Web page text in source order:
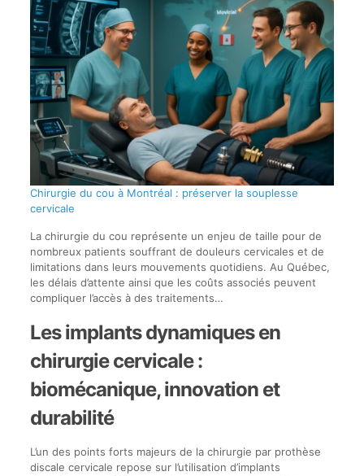
Chirurgie du cou à Montréal : préserver la souplesse
cervicale
La chirurgie du cou représente un enjeu de taille pour de
nombreux patients souffrant de douleurs cervicales et de
limitations dans leurs mouvements quotidiens. Au Québec,
les délais d’attente ainsi que les coûts associés peuvent
compliquer l’accès à des traitements…
Les implants dynamiques en
chirurgie cervicale :
biomécanique, innovation et
durabilité
L’un des points forts majeurs de la chirurgie par prothèse
discale cervicale repose sur l’utilisation d’implants